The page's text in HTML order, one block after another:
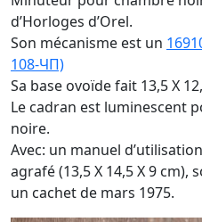
d’Horloges d’Orel.
Son mécanisme est un
108-ЧП)
Sa base ovoïde fait 13,5 X
Le cadran est luminescent
noire.
Avec: un manuel
agrafé (13,5 X 14,5 X 9 cm),
un cachet de mars 1975.